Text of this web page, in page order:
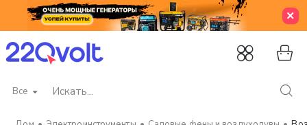
Все
Искать...